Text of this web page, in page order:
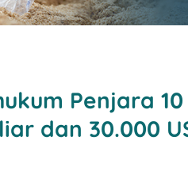
Penjara
dan 30.000